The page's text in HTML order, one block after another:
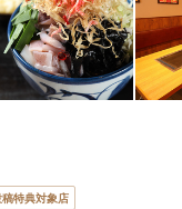
特典対象店